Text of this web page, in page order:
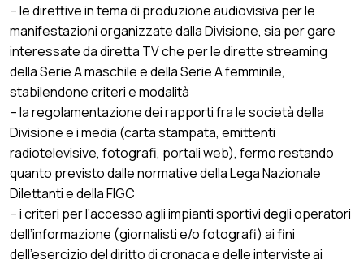
– le direttive in tema di produzione audiovisiva per le
manifestazioni organizzate dalla Divisione, sia per gare
interessate da diretta TV che per le dirette streaming
della Serie A maschile e della Serie A femminile,
stabilendone criteri e modalità
– la regolamentazione dei rapporti fra le società della
Divisione e i media (carta stampata, emittenti
radiotelevisive, fotografi, portali web), fermo restando
quanto previsto dalle normative della Lega Nazionale
Dilettanti e della FIGC
– i criteri per l’accesso agli impianti sportivi degli operatori
dell’informazione (giornalisti e/o fotografi) ai fini
dell’esercizio del diritto di cronaca e delle interviste ai